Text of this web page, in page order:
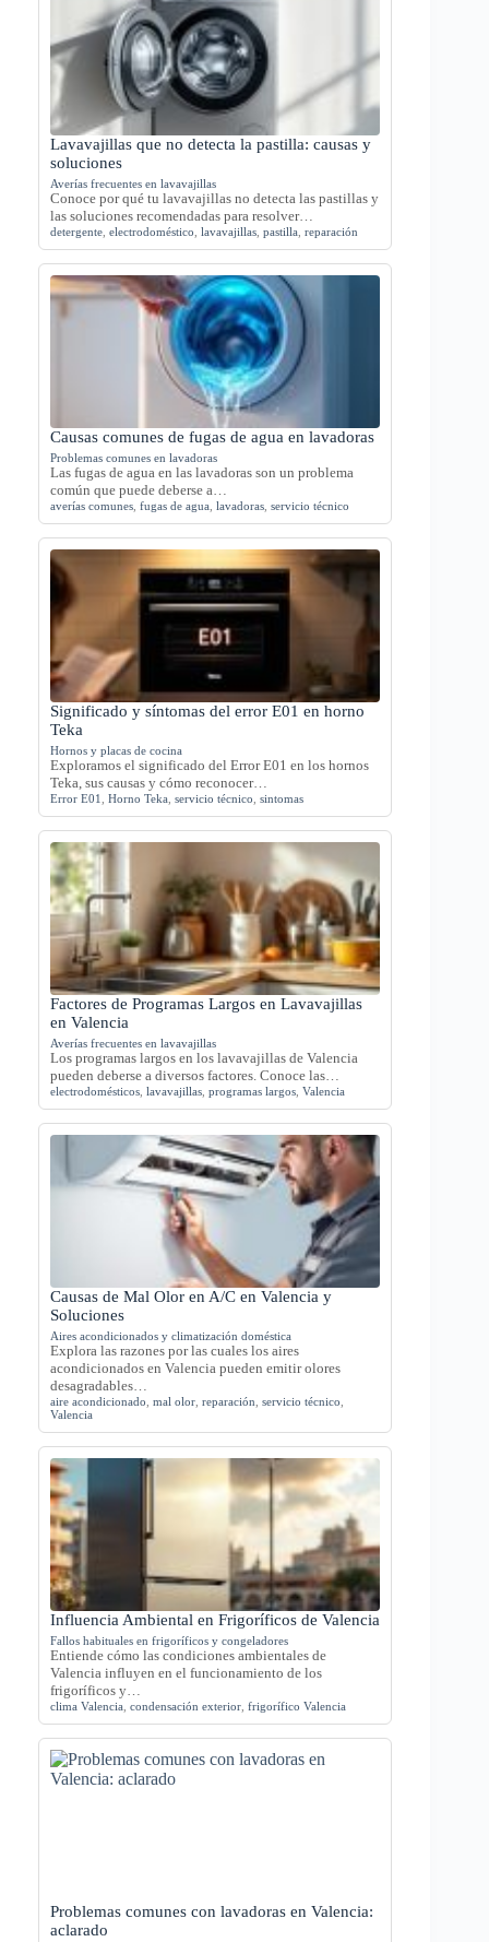
Lavavajillas que no detecta la pastilla: causas y
soluciones
Averías frecuentes en lavavajillas
Conoce por qué tu lavavajillas no detecta las pastillas y
las soluciones recomendadas para resolver…
detergente electrodoméstico lavavajillas pastilla reparación
Causas comunes de fugas de agua en lavadoras
Problemas comunes en lavadoras
Las fugas de agua en las lavadoras son un problema
común que puede deberse a…
averías comunes fugas de agua lavadoras servicio técnico
Significado y síntomas del error E01 en horno
Teka
Hornos y placas de cocina
Exploramos el significado del Error E01 en los hornos
Teka, sus causas y cómo reconocer…
Error E01 Horno Teka servicio técnico sintomas
Factores de Programas Largos en Lavavajillas
en Valencia
Averías frecuentes en lavavajillas
Los programas largos en los lavavajillas de Valencia
pueden deberse a diversos factores. Conoce las…
electrodomésticos lavavajillas programas largos Valencia
Causas de Mal Olor en A/C en Valencia y
Soluciones
Aires acondicionados y climatización doméstica
Explora las razones por las cuales los aires
acondicionados en Valencia pueden emitir olores
desagradables…
aire acondicionado mal olor reparación servicio técnico
Valencia
Influencia Ambiental en Frigoríficos de Valencia
Fallos habituales en frigoríficos y congeladores
Entiende cómo las condiciones ambientales de
Valencia influyen en el funcionamiento de los
frigoríficos y…
clima Valencia condensación exterior frigorífico Valencia
Problemas comunes con lavadoras en Valencia:
aclarado